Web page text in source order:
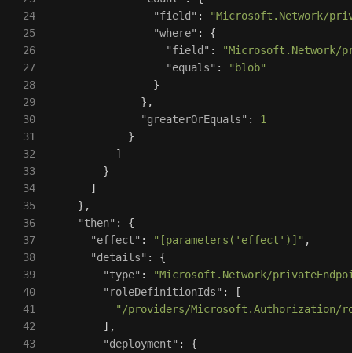
24
25
26
27
28
29
30
31
32
33
34
35
36
37
38
39
40
41
42
43
"field" :
"Microsoft.Network/
"where" :
{
"field" :
"Microsoft.Network/
"equals" :
"blob"
}
},
"greaterOrEquals" :
1
}
]
}
]
},
"then" :
{
"effect" : "[parameters('effect')]" ,
"details" :
{
"type" :
"Microsoft.Network/
"roleDefinitionIds" :
[
"/providers/Microsoft.Authorization/
],
"deployment" : {